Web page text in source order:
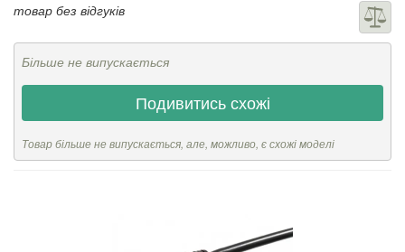
товар без відгуків
Більше не випускається
Подивитись схожі
Товар більше не випускається, але, можливо, є схожі моделі